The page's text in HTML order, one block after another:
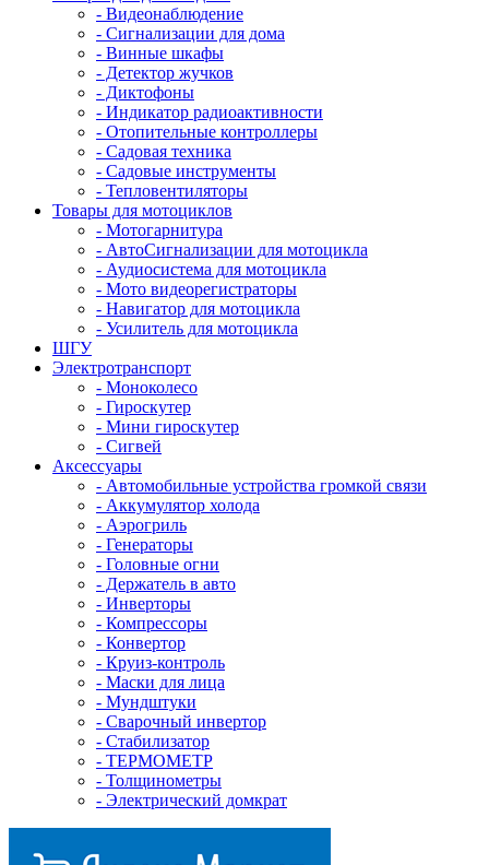
- Видеонаблюдение
- Сигнализации для дома
- Винные шкафы
- Детектор жучков
- Диктофоны
- Индикатор радиоактивности
- Отопительные контроллеры
- Садовая техника
- Садовые инструменты
- Тепловентиляторы
Товары для мотоциклов
- Mотогарнитура
- АвтоСигнализации для мотоцикла
- Аудиосистема для мотоцикла
- Мото видеорегистраторы
- Навигатор для мотоцикла
- Усилитель для мотоцикла
ШГУ
Электротранспорт
- Mоноколесо
- Гироскутер
- Мини гироскутер
- Сигвей
Аксессуары
- Автомобильные устройства громкой связи
- Аккумулятор холода
- Аэрогриль
- Генераторы
- Головные огни
- Держатель в авто
- Инверторы
- Компрессоры
- Конвертор
- Круиз-контроль
- Маски для лица
- Мундштуки
- Сварочный инвертор
- Стабилизатор
- ТЕРМОМЕТР
- Толщинометры
- Электрический домкрат